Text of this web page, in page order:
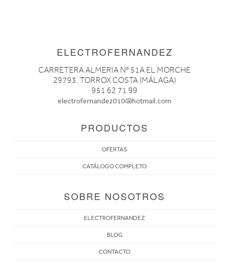
ELECTROFERNANDEZ
CARRETERA ALMERIA Nº 51A EL MORCHE
29793. TORROX COSTA (MÁLAGA)
951 62 71 99
electrofernandez010@hotmail.com
PRODUCTOS
OFERTAS
CATÁLOGO COMPLETO
SOBRE NOSOTROS
ELECTROFERNANDEZ
BLOG
CONTACTO